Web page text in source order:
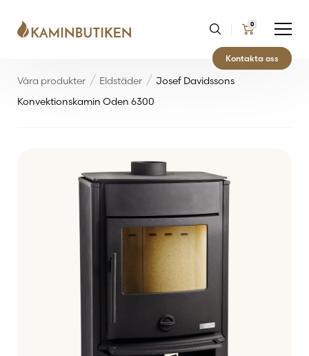
0
Kontakta oss
Våra produkter Eldstäder
Josef Davidssons
Konvektionskamin Oden 6300